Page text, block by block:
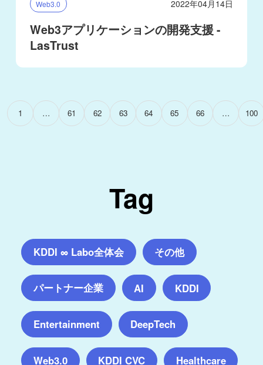
Web3.0 2022年04月14日
Web3アプリケーションの開発支援 -
LasTrust
1 … 61 62 63 64 65 66 … 100
Tag
KDDI ∞ Labo全体会 その他
パートナー企業 AI KDDI
Entertainment DeepTech
Web3.0 KDDI CVC Healthcare